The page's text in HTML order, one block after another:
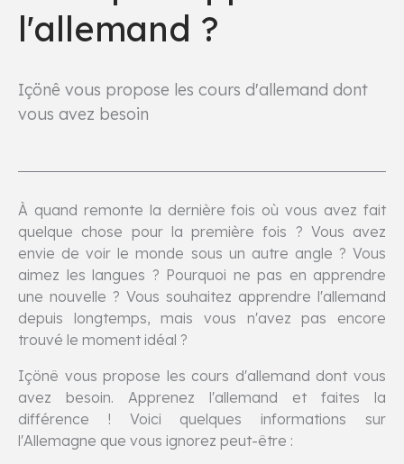
l'allemand ?
Içönê vous propose les cours d'allemand dont
vous avez besoin
À quand remonte la dernière fois où vous avez fait
quelque chose pour la première fois ? Vous avez
envie de voir le monde sous un autre angle ? Vous
aimez les langues ? Pourquoi ne pas en apprendre
une nouvelle ? Vous souhaitez apprendre l'allemand
depuis longtemps, mais vous n'avez pas encore
trouvé le moment idéal ?
Içönê vous propose les cours d'allemand dont vous
avez besoin. Apprenez l'allemand et faites la
différence ! Voici quelques informations sur
l'Allemagne que vous ignorez peut-être :